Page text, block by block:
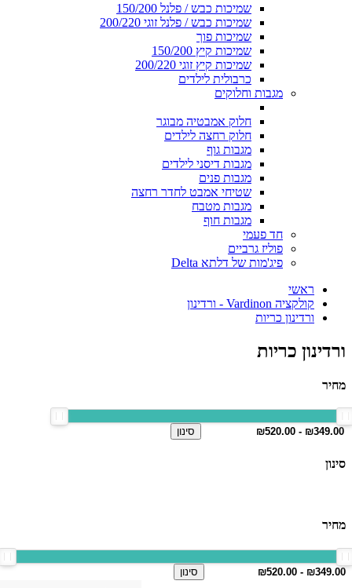
שמיכות כבש / פלנל 150/200
שמיכות כבש / פלנל זוגי 200/220
שמיכות פוך
שמיכות קיץ 150/200
שמיכות קיץ זוגי 200/220
כרבולית לילדים
מגבות וחלוקים
חלוק אמבטיה מבוגר
חלוק רחצה לילדים
מגבות גוף
מגבות דיסני לילדים
מגבות פנים
שטיחי אמבט לחדר רחצה
מגבות מטבח
מגבות חוף
חד פעמי
פוליז גרביים
פיג'מות של דלתא Delta
ראשי
קולקציה Vardinon - ורדינון
ורדינון כריות
ורדינון כריות
מחיר
סינון
סינון
מחיר
סינון